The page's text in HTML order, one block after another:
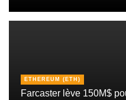
ETHEREUM (ETH)
Farcaster lève 150M$